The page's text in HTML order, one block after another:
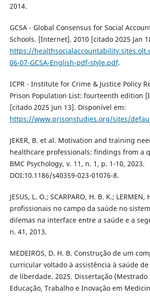
2014.
GCSA - Global Consensus for Social
Schools. [Internet]. 2010 [citado 2025 Jan
https://
06-07-GCSA-English-pdf-style.pdf.
ICPR - Institute for Crime & Justice Policy
Prison Population List: fourteenth edition
[citado 2025 Jun 13]. Disponível em:
https://www.prisonstudies.org/sites/
JEKER, B. et al. Motivation and training
healthcare professionals: findings from a
BMC Psychology, v. 11, n. 1, p. 1-10, 2023.
DOI:10.1186/s40359-023-01076-8.
JESUS, L. O.; SCARPARO, H. B. K.; LERMEN,
profissionais no campo da saúde no
dilemas na interface entre a saúde e a
n. 41, 2013.
MEDEIROS, D. H. B. Construção de um
curricular voltado à assistência à saúde
de liberdade. 2025. Dissertação (Mestrado
Educação, Trabalho e Inovação em